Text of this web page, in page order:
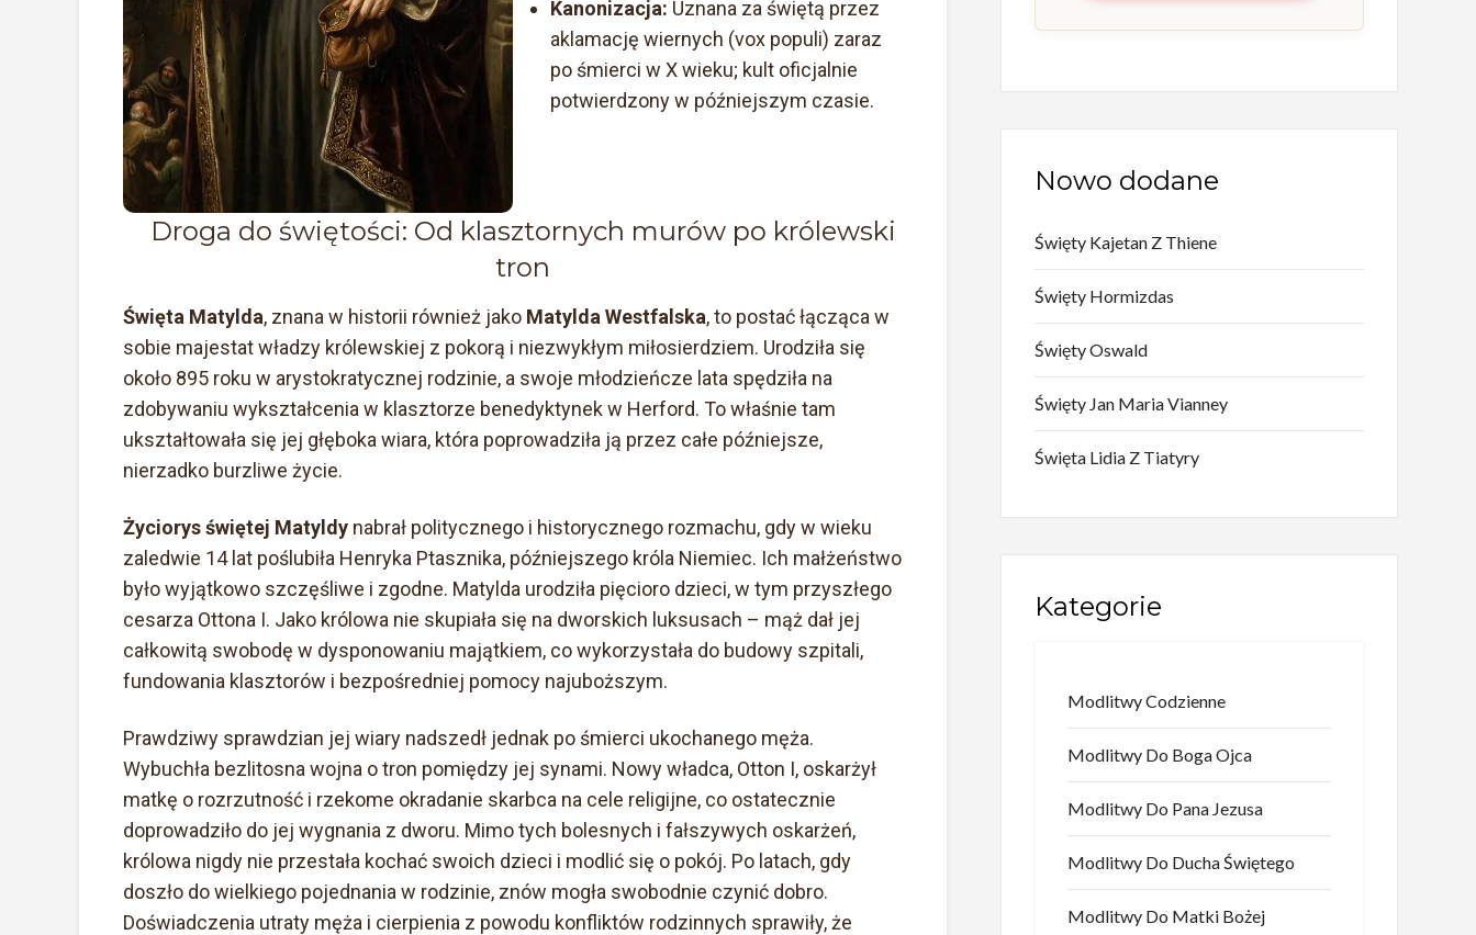
Kanonizacja: Uznana za świętą przez
aklamację wiernych (vox populi) zaraz
po śmierci w X wieku; kult oficjalnie
potwierdzony w późniejszym czasie.
Droga do świętości: Od klasztornych murów po królewski
tron
Święta Matylda, znana w historii również jako Matylda Westfalska, to postać łącząca w
sobie majestat władzy królewskiej z pokorą i niezwykłym miłosierdziem. Urodziła się
około 895 roku w arystokratycznej rodzinie, a swoje młodzieńcze lata spędziła na
zdobywaniu wykształcenia w klasztorze benedyktynek w Herford. To właśnie tam
ukształtowała się jej głęboka wiara, która poprowadziła ją przez całe późniejsze,
nierzadko burzliwe życie.
Życiorys świętej Matyldy nabrał politycznego i historycznego rozmachu, gdy w wieku
zaledwie 14 lat poślubiła Henryka Ptasznika, późniejszego króla Niemiec. Ich małżeństwo
było wyjątkowo szczęśliwe i zgodne. Matylda urodziła pięcioro dzieci, w tym przyszłego
cesarza Ottona I. Jako królowa nie skupiała się na dworskich luksusach – mąż dał jej
całkowitą swobodę w dysponowaniu majątkiem, co wykorzystała do budowy szpitali,
fundowania klasztorów i bezpośredniej pomocy najuboższym.
Prawdziwy sprawdzian jej wiary nadszedł jednak po śmierci ukochanego męża.
Wybuchła bezlitosna wojna o tron pomiędzy jej synami. Nowy władca, Otton I, oskarżył
matkę o rozrzutność i rzekome okradanie skarbca na cele religijne, co ostatecznie
doprowadziło do jej wygnania z dworu. Mimo tych bolesnych i fałszywych oskarżeń,
królowa nigdy nie przestała kochać swoich dzieci i modlić się o pokój. Po latach, gdy
doszło do wielkiego pojednania w rodzinie, znów mogła swobodnie czynić dobro.
Doświadczenia utraty męża i cierpienia z powodu konfliktów rodzinnych sprawiły, że
Nowo dodane
Święty Kajetan Z Thiene
Święty Hormizdas
Święty Oswald
Święty Jan Maria Vianney
Święta Lidia Z Tiatyry
Kategorie
Modlitwy Codzienne
Modlitwy Do Boga Ojca
Modlitwy Do Pana Jezusa
Modlitwy Do Ducha Świętego
Modlitwy Do Matki Bożej